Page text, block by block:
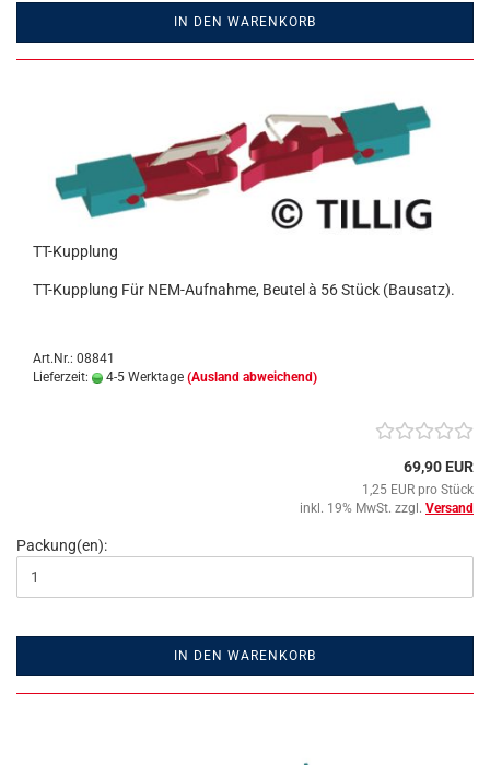
IN DEN WARENKORB
TT-Kupplung
TT-Kupplung Für NEM-Aufnahme, Beutel à 56 Stück (Bausatz).
Art.Nr.: 08841
Lieferzeit:
4-5 Werktage (Ausland abweichend)
69,90 EUR
1,25 EUR pro Stück
inkl. 19% MwSt. zzgl. Versand
Packung(en):
IN DEN WARENKORB